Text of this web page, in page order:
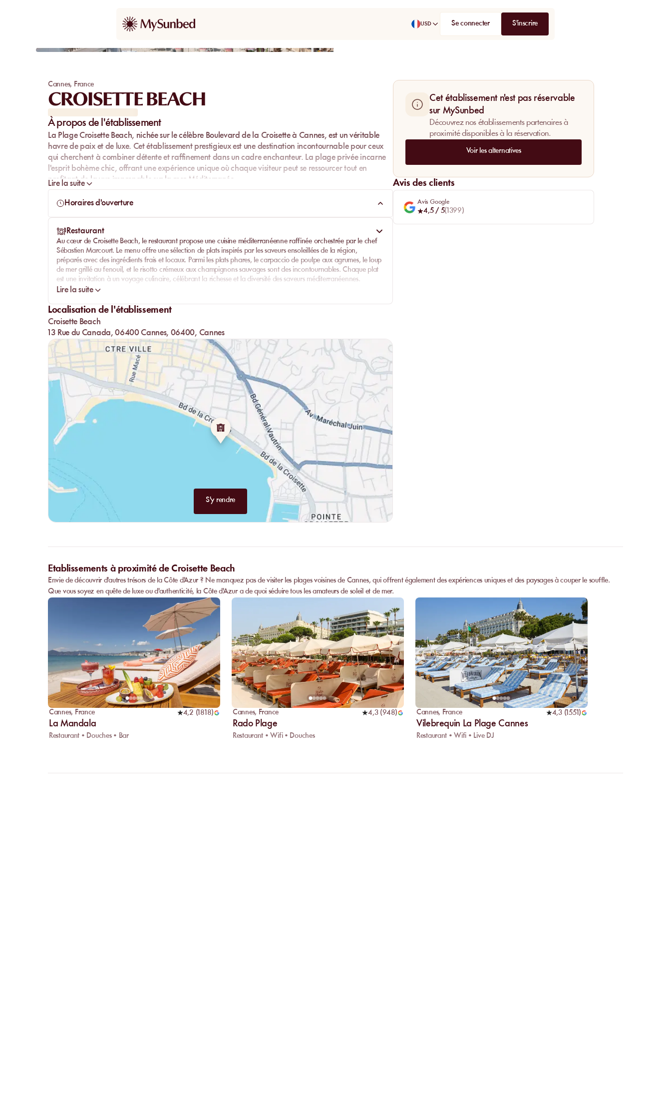
USD Se connecter
S'inscrire
Cannes, France
CROISETTE BEACH
À propos de l'établissement
La Plage Croisette Beach, nichée sur le célèbre Boulevard de la Croisette à Cannes, est un véritable
havre de paix et de luxe. Cet établissement prestigieux est une destination incontournable pour ceux
qui cherchent à combiner détente et raffinement dans un cadre enchanteur. La plage privée incarne
l'esprit bohème chic, offrant une expérience unique où chaque visiteur peut se ressourcer tout en
profitant de la vue imprenable sur la mer Méditerranée.
Lire la suite
Horaires d'ouverture
Restaurant
Au cœur de Croisette Beach, le restaurant propose une cuisine méditerranéenne raffinée orchestrée par le chef
Sébastien Marcourt. Le menu offre une sélection de plats inspirés par les saveurs ensoleillées de la région,
préparés avec des ingrédients frais et locaux. Parmi les plats phares, le carpaccio de poulpe aux agrumes, le loup
de mer grillé au fenouil, et le risotto crémeux aux champignons sauvages sont des incontournables. Chaque plat
est une invitation à un voyage culinaire, célébrant la richesse et la diversité des saveurs méditerranéennes.
Pour accompagner ces délices, le restaurant propose une carte de vins soigneusement sélectionnés, mettant à
l'honneur les vignobles de la région. Vous pourrez également découvrir une gamme de cocktails créatifs, parfaits
pour se rafraîchir tout en admirant la vue sur la mer.
Lire la suite
Localisation de l'établissement
Croisette Beach
13 Rue du Canada, 06400 Cannes, 06400, Cannes
S'y rendre
Cet établissement n'est pas réservable
sur MySunbed
Découvrez nos établissements partenaires à
proximité disponibles à la réservation.
Voir les alternatives
Avis des clients
Avis Google
4,5/ 5( 1399)
Etablissements à proximité de Croisette Beach
Envie de découvrir d'autres trésors de la Côte d'Azur ? Ne manquez pas de visiter les plages voisines de Cannes, qui offrent également des expériences uniques et des paysages à couper le souffle.
Que vous soyez en quête de luxe ou d'authenticité, la Côte d'Azur a de quoi séduire tous les amateurs de soleil et de mer.
Cannes, France 4,2 (1818)
La Mandala
Restaurant • Douches • Bar
Cannes, France 4,3(948)
Rado Plage
Restaurant • Wifi • Douches
Cannes, France 4,3(1551 )
Vilebrequin La Plage Cannes
Restaurant • Wifi • Live DJ